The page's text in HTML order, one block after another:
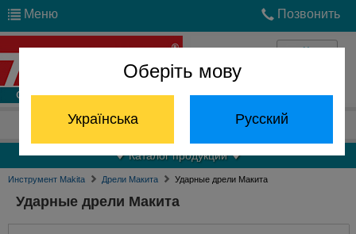
Оберіть мову
Українська Русский
Меню Позвонить
Войти
Отдел запчастей: (068) 824-24-24
Каталог продукции
Инструмент Makita Дрели Макита Ударные дрели Макита
Ударные дрели Макита